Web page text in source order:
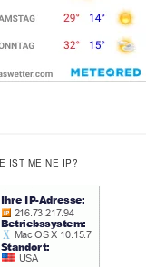
IST MEINE IP?